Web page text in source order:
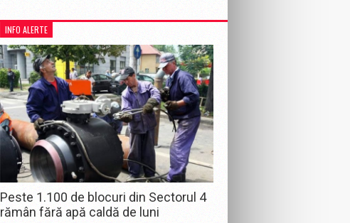
INFO ALERTE
Peste 1.100 de blocuri din Sectorul 4
rămân fără apă caldă de luni